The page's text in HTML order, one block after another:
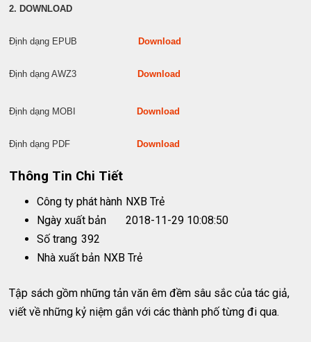
2. DOWNLOAD
Định dạng EPUBDownload
Định dạng AWZ3Download
Định dạng MOBIDownload
Định dạng PDFDownload
Thông Tin Chi Tiết
Công ty phát hành NXB Trẻ
Ngày xuất bản
2018-11-29 10:08:50
Số trang 392
Nhà xuất bản NXB Trẻ
Tập sách gồm những tản văn êm đềm sâu sắc của tác giả,
viết về những kỷ niệm gắn với các thành phố từng đi qua.